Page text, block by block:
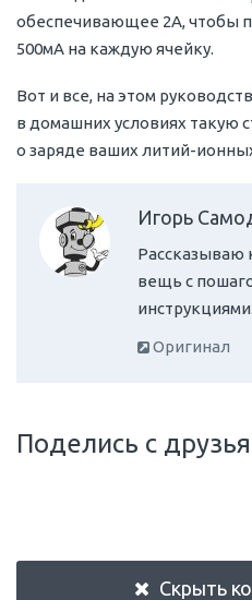
обеспечивающее 2А, чтобы
500мА на каждую ячейку.
Вот и все, на этом
в домашних условиях такую
о заряде ваших литий-
Игорь
Рассказываю
вещь с
инструкциями.
Оригинал
Поделись с
Скрыть